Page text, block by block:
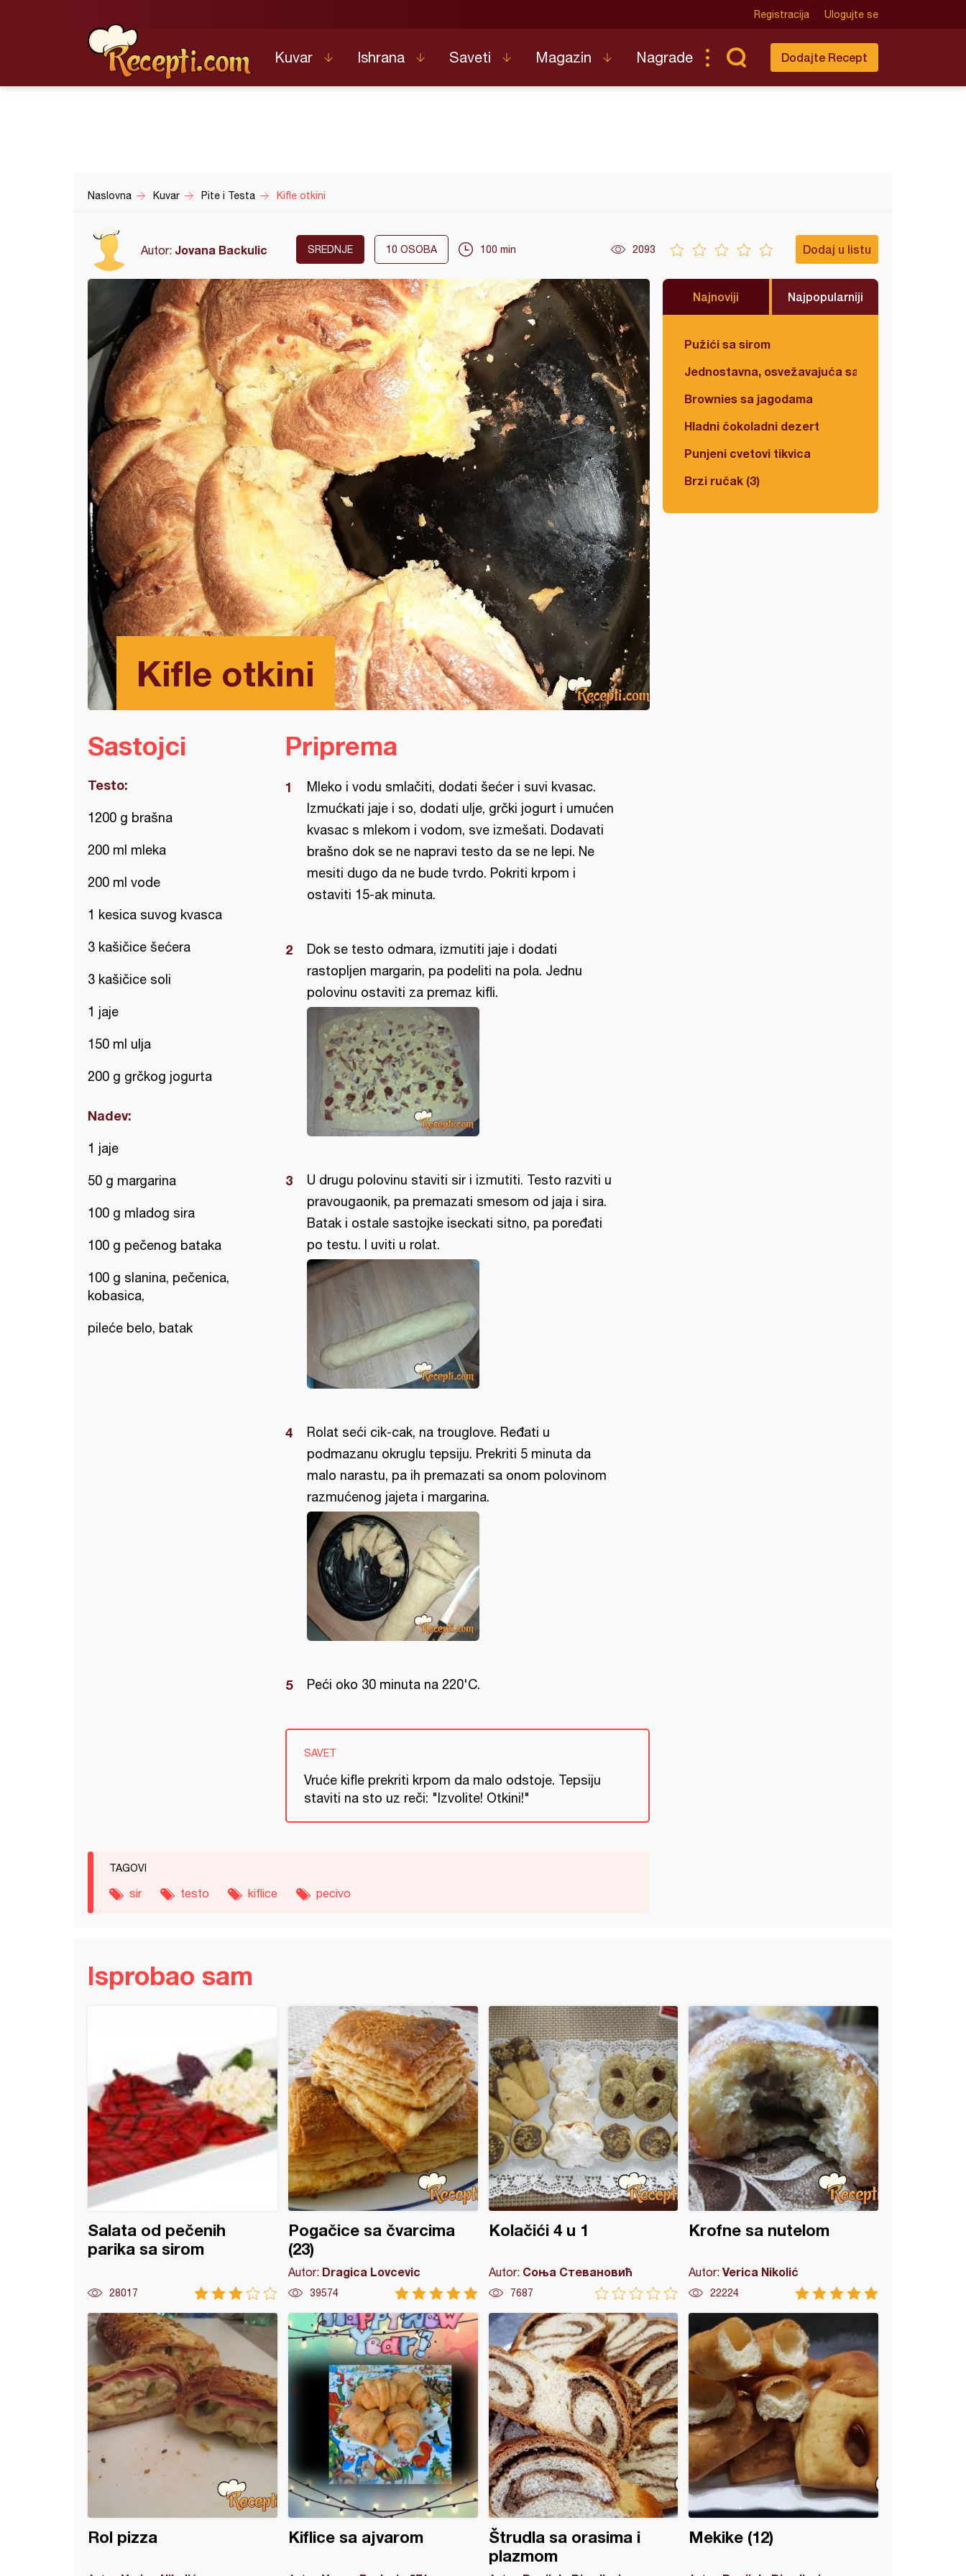
Registracija Ulogujte se
Kuvar Ishrana Saveti Magazin Nagrade Dodajte Recept
Naslovna Kuvar Pite i Testa Kifle otkini
Autor: Jovana Backulic SREDNJE 10 OSOBA 100 min 2093 Dodaj u listu
Kifle otkini
Najnoviji Najpopularniji
Pužići sa sirom
Jednostavna, osvežavajuća salata
Brownies sa jagodama
Hladni čokoladni dezert
Punjeni cvetovi tikvica
Brzi ručak (3)
Sastojci
Testo:
1200 g brašna
200 ml mleka
200 ml vode
1 kesica suvog kvasca
3 kašičice šećera
3 kašičice soli
1 jaje
150 ml ulja
200 g grčkog jogurta
Nadev:
1 jaje
50 g margarina
100 g mladog sira
100 g pečenog bataka
100 g slanina, pečenica,
kobasica,
pileće belo, batak
Priprema
Mleko i vodu smlačiti, dodati šećer i suvi kvasac.
Izmućkati jaje i so, dodati ulje, grčki jogurt i umućen
kvasac s mlekom i vodom, sve izmešati. Dodavati
brašno dok se ne napravi testo da se ne lepi. Ne
mesiti dugo da ne bude tvrdo. Pokriti krpom i
ostaviti 15-ak minuta.
Dok se testo odmara, izmutiti jaje i dodati
rastopljen margarin, pa podeliti na pola. Jednu
polovinu ostaviti za premaz kifli.
U drugu polovinu staviti sir i izmutiti. Testo razviti u
pravougaonik, pa premazati smesom od jaja i sira.
Batak i ostale sastojke iseckati sitno, pa poređati
po testu. I uviti u rolat.
Rolat seći cik-cak, na trouglove. Ređati u
podmazanu okruglu tepsiju. Prekriti 5 minuta da
malo narastu, pa ih premazati sa onom polovinom
razmućenog jajeta i margarina.
Peći oko 30 minuta na 220'C.
SAVET
Vruće kifle prekriti krpom da malo odstoje. Tepsiju
staviti na sto uz reči: "Izvolite! Otkini!"
TAGOVI
sir testo kiflice pecivo
Isprobao sam
Salata od pečenih
parika sa sirom
28017
Pogačice sa čvarcima
(23)
Autor: Dragica Lovcevic
39574
Kolačići 4 u 1
Autor: Соња Стевановић
7687
Krofne sa nutelom
Autor:Verica Nikolić
22224
Rol pizza Kiflice sa ajvarom
Štrudla sa orasima i
plazmom
Mekike (12)